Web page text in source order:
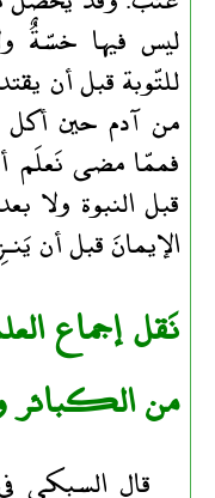
ليس فيها خسّةٌ
للتّوبة قبل أن
من آدم حين
فممّا مضى نَعلَم
قبل النبوة ولا
الإيمانَ قبل أن
نَقل إجماع
من الكبائر
قال السبكي